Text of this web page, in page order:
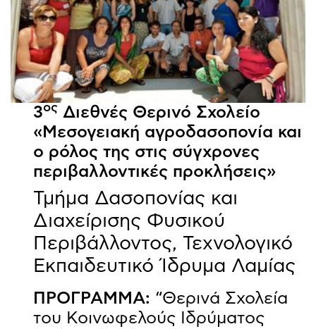
3ος Διεθνές Θερινό Σχολείο
«Μεσογειακή αγροδασοπονία και
ο ρόλος της στις σύγχρονες
περιβαλλοντικές προκλήσεις»
Τμήμα Δασοπονίας και
Διαχείρισης Φυσικού
Περιβάλλοντος, Τεχνολογικό
Εκπαιδευτικό Ίδρυμα Λαμίας
ΠΡΟΓΡΑΜΜΑ: “Θερινά Σχολεία
του Κοινωφελούς Ιδρύματος